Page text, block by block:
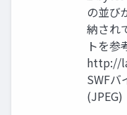
の並び
納され
トを参
http://
SWFバ
(JPEG)